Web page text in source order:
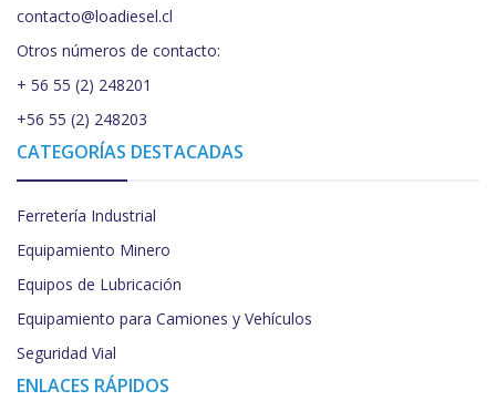
contacto@loadiesel.cl
Otros números de contacto:
+ 56 55 (2) 248201
+56 55 (2) 248203
CATEGORÍAS DESTACADAS
Ferretería Industrial
Equipamiento Minero
Equipos de Lubricación
Equipamiento para Camiones y Vehículos
Seguridad Vial
ENLACES RÁPIDOS